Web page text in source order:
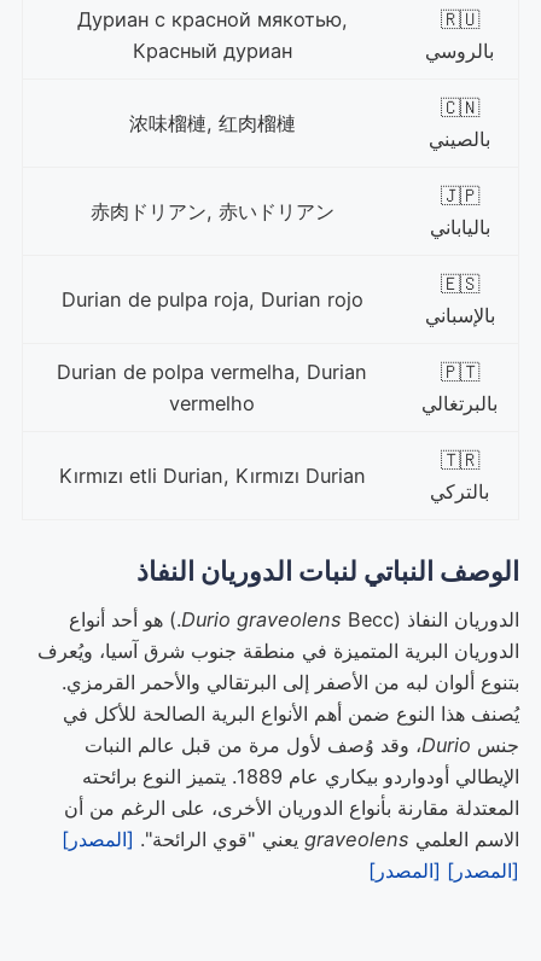
🇷🇺
بالروسي
Дуриан с красной мякотью,
Красный дуриан
🇨🇳
بالصيني
浓味榴槤, 红肉榴槤
🇯🇵
بالياباني
赤肉ドリアン, 赤いドリアン
🇪🇸
بالإسباني
Durian de pulpa roja, Durian rojo
🇵🇹
بالبرتغالي
Durian de polpa vermelha, Durian
vermelho
🇹🇷
بالتركي
Kırmızı etli Durian, Kırmızı Durian
الوصف النباتي لنبات الدوريان النفاذ
الدوريان النفاذ ( Durio graveolensBecc.) هو أحد أنواع
الدوريان البرية المتميزة في منطقة جنوب شرق آسيا، ويُعرف
بتنوع ألوان لبه من الأصفر إلى البرتقالي والأحمر القرمزي.
يُصنف هذا النوع ضمن أهم الأنواع البرية الصالحة للأكل في
جنس Durio، وقد وُصف لأول مرة من قبل عالم النبات
الإيطالي أودواردو بيكاري عام 1889. يتميز النوع برائحته
المعتدلة مقارنة بأنواع الدوريان الأخرى، على الرغم من أن
الاسم العلمي graveolensيعني "قوي الرائحة". [المصدر]
[المصدر] [المصدر]